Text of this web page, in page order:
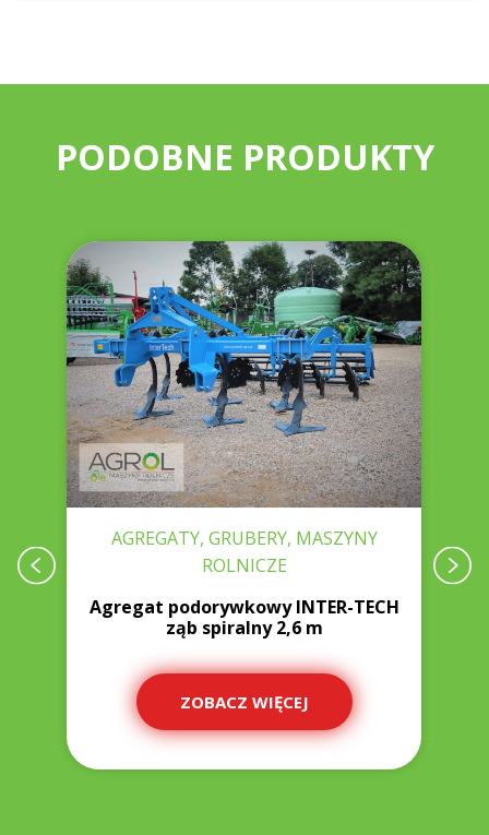
PODOBNE PRODUKTY
AGREGATY, GRUBERY, MASZYNY
ROLNICZE
Agregat podorywkowy INTER-TECH
ząb spiralny 2,6 m
ZOBACZ WIĘCEJ